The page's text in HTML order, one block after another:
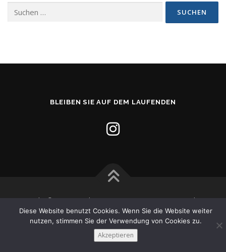
nach:
BLEIBEN SIE AUF DEM LAUFENDEN
Copyright © 2026 Musikverein Aasen e.V.–OnePressTheme
von FameThemes
Diese Website benutzt Cookies. Wenn Sie die Website weiter
nutzen, stimmen Sie der Verwendung von Cookies zu.
Akzeptieren